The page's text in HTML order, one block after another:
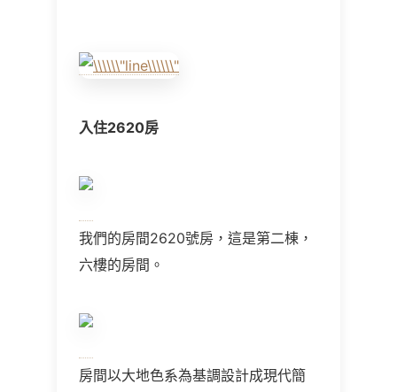
入住2620房
我們的房間2620號房，這是第二棟，
六樓的房間。
房間以大地色系為基調設計成現代簡